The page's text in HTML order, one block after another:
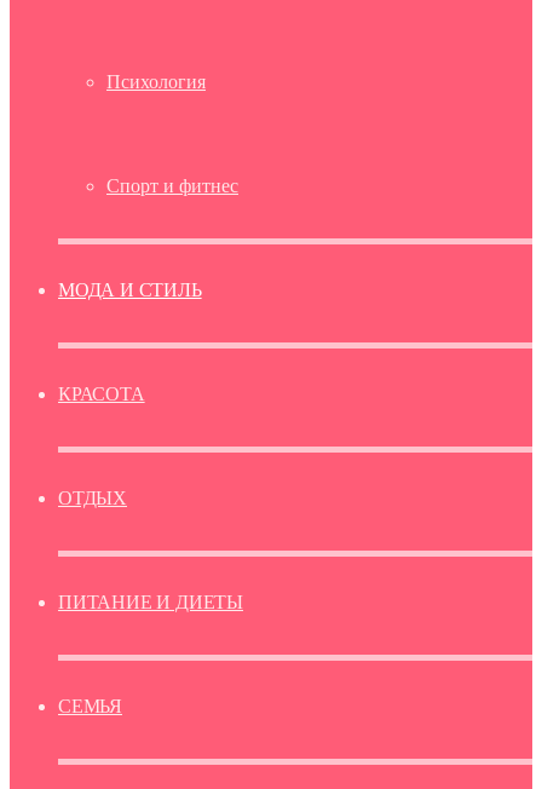
Психология
Спорт и фитнес
МОДА И СТИЛЬ
КРАСОТА
ОТДЫХ
ПИТАНИЕ И ДИЕТЫ
СЕМЬЯ